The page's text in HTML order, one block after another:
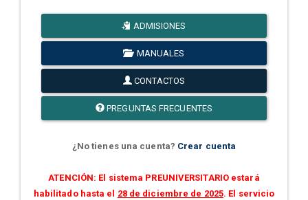
ADMISIONES
MANUALES
CONTACTOS
PREGUNTAS FRECUENTES
¿No tienes una cuenta? Crear cuenta
ATENCIÓN: El sistema PREUNIVERSITARIO estará
habilitado hasta el 28 de diciembre de 2025. El servicio